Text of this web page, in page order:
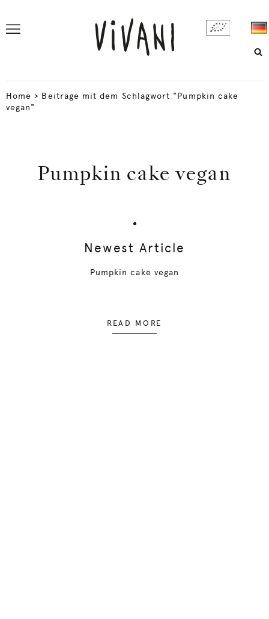
Home > Beiträge mit dem Schlagwort "Pumpkin cake
vegan"
Pumpkin cake vegan
Newest Article
Pumpkin cake vegan
READ MORE